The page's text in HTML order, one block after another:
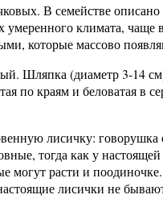
В семействе
умеренного климата,
которые массово
Шляпка (диаметр 3-14
краям и беловатая в
лисичку:
тогда как у
расти и
лисички не